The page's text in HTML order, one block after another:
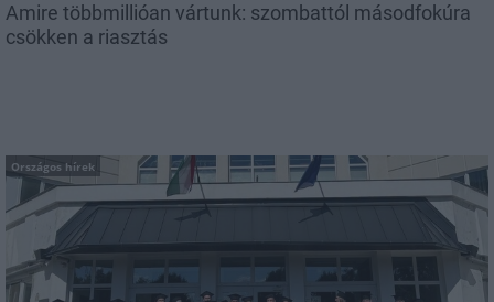
Amire többmillióan vártunk: szombattól másodfokúra
csökken a riasztás
Országos hírek